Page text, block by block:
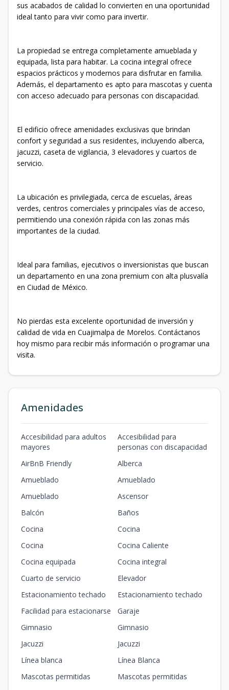
sus acabados de calidad lo convierten en una oportunidad
ideal tanto para vivir como para invertir.
La propiedad se entrega completamente amueblada y
equipada, lista para habitar. La cocina integral ofrece
espacios prácticos y modernos para disfrutar en familia.
Además, el departamento es apto para mascotas y cuenta
con acceso adecuado para personas con discapacidad.
El edificio ofrece amenidades exclusivas que brindan
confort y seguridad a sus residentes, incluyendo alberca,
jacuzzi, caseta de vigilancia, 3 elevadores y cuartos de
servicio.
La ubicación es privilegiada, cerca de escuelas, áreas
verdes, centros comerciales y principales vías de acceso,
permitiendo una conexión rápida con las zonas más
importantes de la ciudad.
Ideal para familias, ejecutivos o inversionistas que buscan
un departamento en una zona premium con alta plusvalía
en Ciudad de México.
No pierdas esta excelente oportunidad de inversión y
calidad de vida en Cuajimalpa de Morelos. Contáctanos
hoy mismo para recibir más información o programar una
visita.
Amenidades
Accesibilidad para adultos
mayores
Accesibilidad para
personas con discapacidad
AirBnB Friendly
Alberca
Amueblado
Amueblado
Amueblado
Ascensor
Balcón
Baños
Cocina
Cocina
Cocina
Cocina Caliente
Cocina equipada
Cocina integral
Cuarto de servicio
Elevador
Estacionamiento techado
Estacionamiento techado
Facilidad para estacionarse
Garaje
Gimnasio
Gimnasio
Jacuzzi
Jacuzzi
Línea blanca
Línea Blanca
Mascotas permitidas
Mascotas permitidas